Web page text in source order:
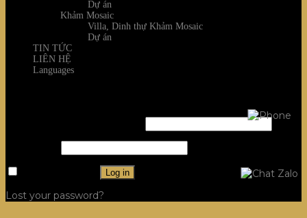
Dự án
Khảm Mosaic
Villa, Dinh thự Khảm Mosaic
Dự án
TIN TỨC
LIÊN HỆ
Languages
Log in
Lost your password?